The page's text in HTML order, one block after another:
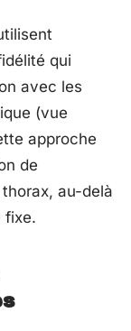
qui
avec les
(vue
approche
de
au-delà
fixe.